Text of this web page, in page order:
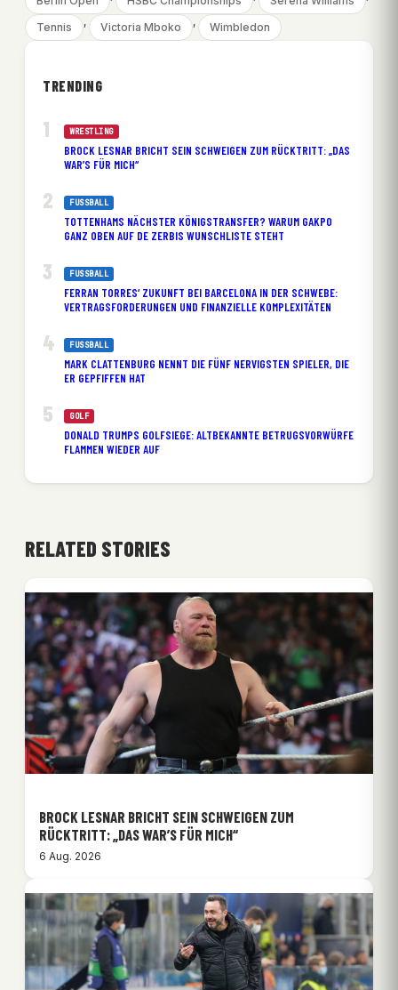
Tennis , Victoria Mboko , Wimbledon
TRENDING
WRESTLING
BROCK LESNAR BRICHT SEIN SCHWEIGEN ZUM RÜCKTRITT: „DAS
WAR’S FÜR MICH“
FUSSBALL
TOTTENHAMS NÄCHSTER KÖNIGSTRANSFER? WARUM GAKPO
GANZ OBEN AUF DE ZERBIS WUNSCHLISTE STEHT
FUSSBALL
FERRAN TORRES‘ ZUKUNFT BEI BARCELONA IN DER SCHWEBE:
VERTRAGSFORDERUNGEN UND FINANZIELLE KOMPLEXITÄTEN
FUSSBALL
MARK CLATTENBURG NENNT DIE FÜNF NERVIGSTEN SPIELER, DIE
ER GEPFIFFEN HAT
GOLF
DONALD TRUMPS GOLFSIEGE: ALTBEKANNTE BETRUGSVORWÜRFE
FLAMMEN WIEDER AUF
RELATED STORIES
BROCK LESNAR BRICHT SEIN SCHWEIGEN ZUM
RÜCKTRITT: „DAS WAR’S FÜR MICH“
6 Aug. 2026